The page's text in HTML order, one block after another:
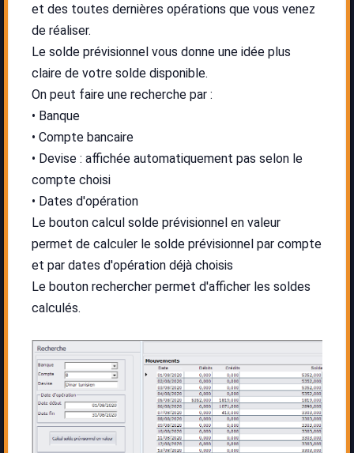
et des toutes dernières opérations que vous venez
de réaliser.
Le solde prévisionnel vous donne une idée plus
claire de votre solde disponible.
On peut faire une recherche par :
Banque
Compte bancaire
Devise : affichée automatiquement pas selon le
compte choisi
Dates d'opération
Le bouton calcul solde prévisionnel en valeur
permet de calculer le solde prévisionnel par compte
et par dates d'opération déjà choisis
Le bouton rechercher permet d'afficher les soldes
calculés.